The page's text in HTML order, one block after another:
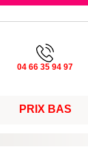
04 66 35 94 97
PRIX BAS